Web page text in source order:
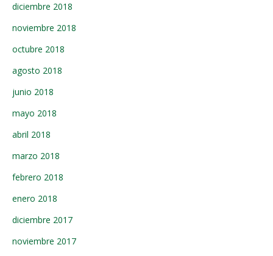
diciembre 2018
noviembre 2018
octubre 2018
agosto 2018
junio 2018
mayo 2018
abril 2018
marzo 2018
febrero 2018
enero 2018
diciembre 2017
noviembre 2017